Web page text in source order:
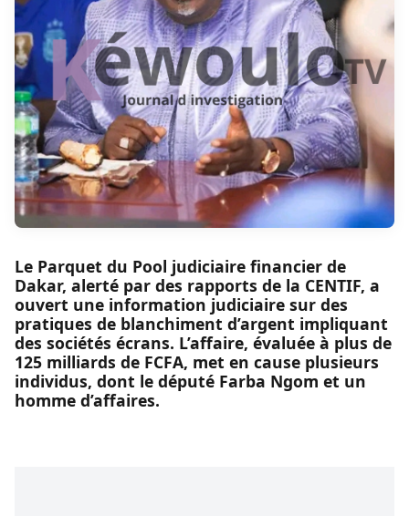
Le Parquet du Pool judiciaire financier de
Dakar, alerté par des rapports de la CENTIF, a
ouvert une information judiciaire sur des
pratiques de blanchiment d’argent impliquant
des sociétés écrans. L’affaire, évaluée à plus de
125 milliards de FCFA, met en cause plusieurs
individus, dont le député Farba Ngom et un
homme d’affaires.